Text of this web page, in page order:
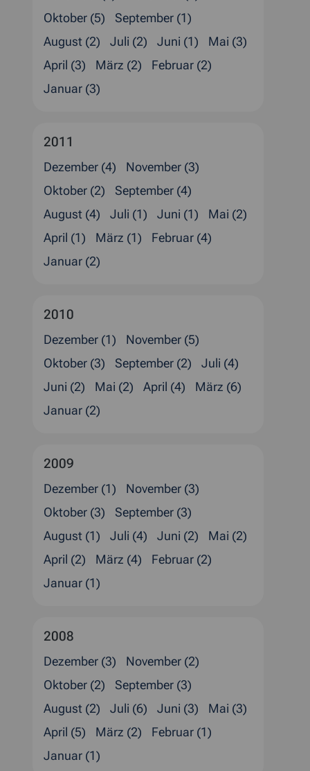
Oktober (5)
September (1)
August (2)
Juli (2) Juni (1)
Mai (3)
April (3)
März (2)
Februar (2)
Januar (3)
2011
Dezember (4)
November (3)
Oktober (2)
September (4)
August (4)
Juli (1) Juni (1)
Mai (2)
April (1)
März (1)
Februar (4)
Januar (2)
2010
Dezember (1)
November (5)
Oktober (3)
September (2)
Juli (4)
Juni (2)
Mai (2) April (4)
März (6)
Januar (2)
2009
Dezember (1)
November (3)
Oktober (3)
September (3)
August (1)
Juli (4) Juni (2)
Mai (2)
April (2)
März (4)
Februar (2)
Januar (1)
2008
Dezember (3)
November (2)
Oktober (2)
September (3)
August (2)
Juli (6) Juni (3)
Mai (3)
April (5)
März (2)
Februar (1)
Januar (1)